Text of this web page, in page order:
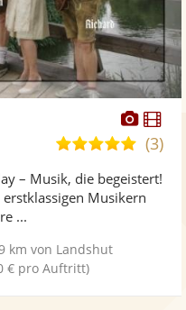
Fotos
5,0
5
(3)
– Musik, die begeistert!
Musikern
...
km von Landshut
€ pro Auftritt)